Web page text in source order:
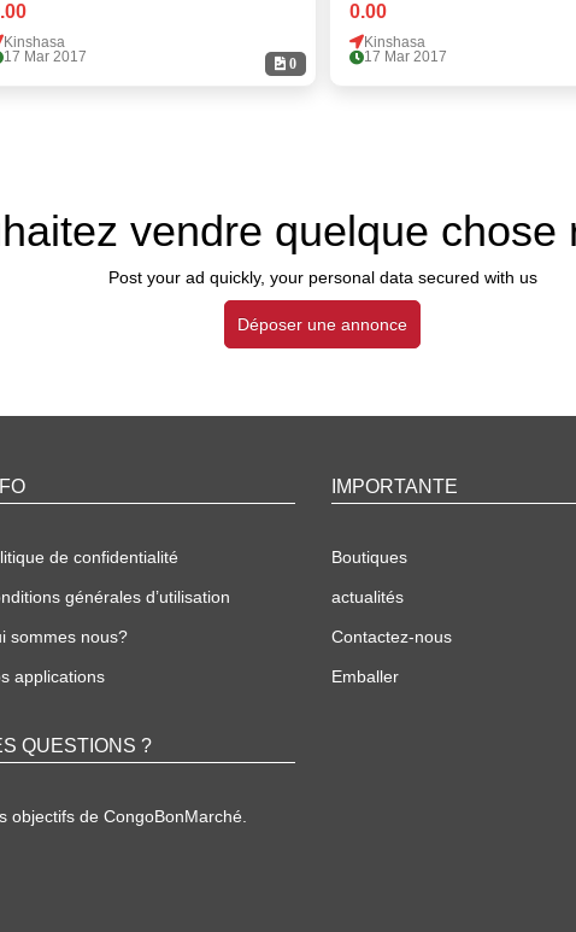
0
Kinshasa
17 Mar 2017
0.00
Kinshasa
17 Mar 2017
vendre quelque chose
Post your ad quickly, your personal data secured with us
Déposer une annonce
de confidentialité
générales d’utilisation
sommes nous?
applications
QUESTIONS ?
objectifs de CongoBonMarché.
IMPORTANTE
Boutiques
actualités
Contactez-nous
Emballer